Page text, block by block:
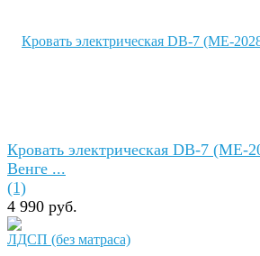
Кровать электрическая DB-7 (МЕ-
Венге ...
(1)
4 990 руб.